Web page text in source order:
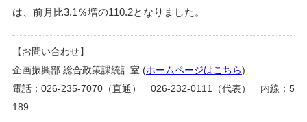
は、前月比3.1％増の110.2となりました。
【お問い合わせ】
企画振興部 総合政策課統計室 (ホームページはこちら)
電話：026-235-7070（直通） 026-232-0111（代表） 内線：5
189